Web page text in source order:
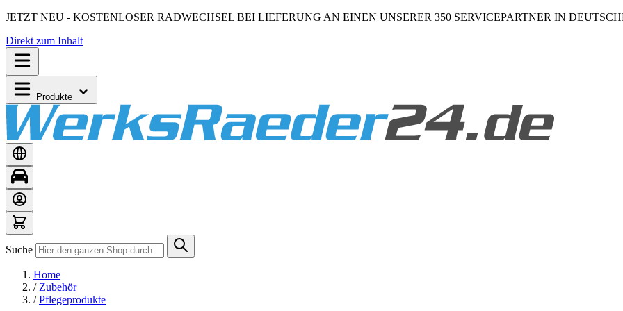
JETZT NEU - KOSTENLOSER RADWECHSEL BEI LIEFERUNG AN EINEN UNSERER 350 SERVICEPARTNER IN
Direkt zum Inhalt
Produkte
Suche
Home
/ Zubehör
/ Pflegeprodukte